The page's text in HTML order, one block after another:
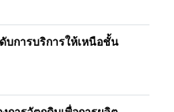
บการบริการให้เหนือชั้น